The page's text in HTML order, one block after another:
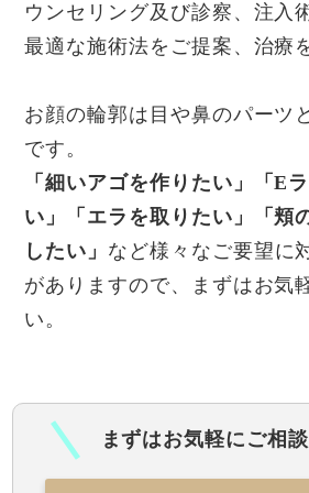
ウンセリング及び診察、注入
最適な施術法をご提案、治療
お顔の輪郭は目や鼻のパーツ
です。
「細いアゴを作りたい」「E
い」「エラを取りたい」「頬
したい」 など様々なご要望に
がありますので、まずはお気
い。
まずはお気軽にご相